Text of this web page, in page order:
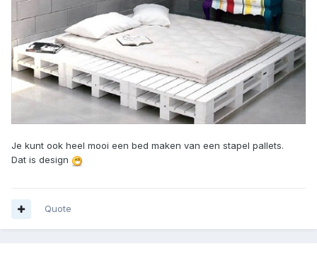
Je kunt ook heel mooi een bed maken van een stapel pallets.
Dat is design
Quote